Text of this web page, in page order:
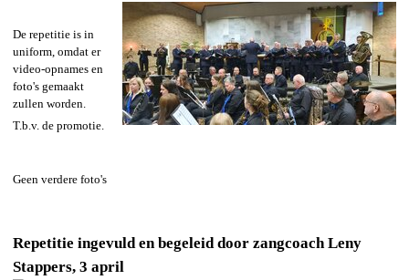
De repetitie is in
uniform, omdat er
video-opnames en
foto's gemaakt
zullen worden.
T.b.v. de promotie.
Geen verdere foto's
Repetitie ingevuld en begeleid door zangcoach Leny
Stappers, 3 april